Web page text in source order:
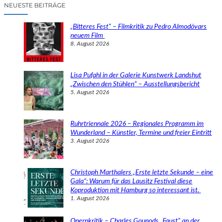
NEUESTE BEITRÄGE
„Bitteres Fest“ – Filmkritik zu Pedro Almodóvars
neuem Film
8. August 2026
Lisa Pufahl in der Galerie Kunstwerk Landshut
„Zwischen den Stühlen“ – Ausstellungsbericht
5. August 2026
Ruhrtriennale 2026 – Regionales Programm im
Wunderland – Künstler, Termine und freier Eintritt
3. August 2026
Christoph Marthalers „Erste letzte Sekunde – eine
Gala“: Warum für das Lausitz Festival diese
Koproduktion mit Hamburg so interessant ist.
1. August 2026